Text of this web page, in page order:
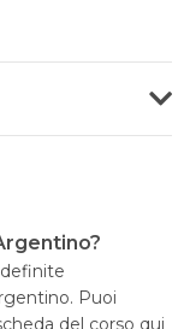
Puoi
del corso qui